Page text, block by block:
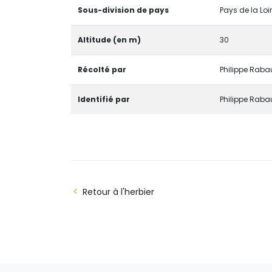
Sous-division de pays Pays de la
Altitude (en m) 30
Récolté par Philippe
Identifié par Philippe
Retour à l'herbier